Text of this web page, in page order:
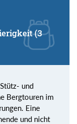
(3
und
Bergtouren im
Eine
und nicht